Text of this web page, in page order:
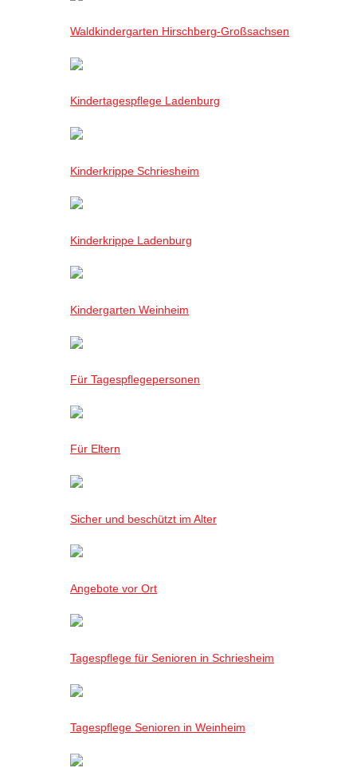
Waldkindergarten Hirschberg-Großsachsen
Kindertagespflege Ladenburg
Kinderkrippe Schriesheim
Kinderkrippe Ladenburg
Kindergarten Weinheim
Für Tagespflegepersonen
Für Eltern
Sicher und beschützt im Alter
Angebote vor Ort
Tagespflege für Senioren in Schriesheim
Tagespflege Senioren in Weinheim